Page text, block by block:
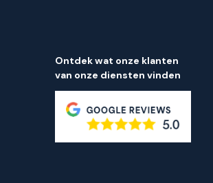
Ontdek wat onze klanten
van onze diensten vinden